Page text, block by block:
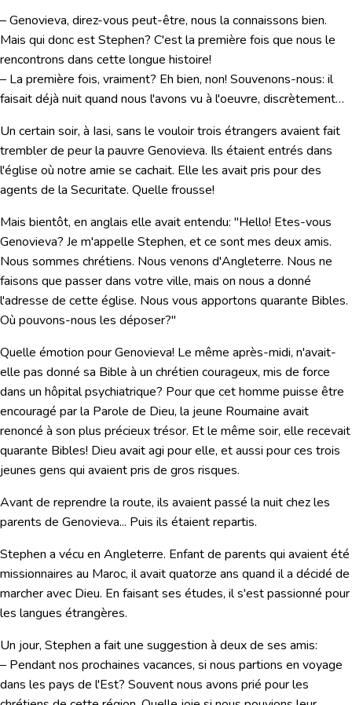
– Genovieva, direz-vous peut-être, nous la connaissons bien.
Mais qui donc est Stephen? C'est la première fois que nous le
rencontrons dans cette longue histoire!
– La première fois, vraiment? Eh bien, non! Souvenons-nous: il
faisait déjà nuit quand nous l'avons vu à l'oeuvre, discrètement…
Un certain soir, à Iasi, sans le vouloir trois étrangers avaient fait
trembler de peur la pauvre Genovieva. Ils étaient entrés dans
l'église où notre amie se cachait. Elle les avait pris pour des
agents de la Securitate. Quelle frousse!
Mais bientôt, en anglais elle avait entendu: "Hello! Etes-vous
Genovieva? Je m'appelle Stephen, et ce sont mes deux amis.
Nous sommes chrétiens. Nous venons d'Angleterre. Nous ne
faisons que passer dans votre ville, mais on nous a donné
l'adresse de cette église. Nous vous apportons quarante Bibles.
Où pouvons-nous les déposer?"
Quelle émotion pour Genovieva! Le même après-midi, n'avait-
elle pas donné sa Bible à un chrétien courageux, mis de force
dans un hôpital psychiatrique? Pour que cet homme puisse être
encouragé par la Parole de Dieu, la jeune Roumaine avait
renoncé à son plus précieux trésor. Et le même soir, elle recevait
quarante Bibles! Dieu avait agi pour elle, et aussi pour ces trois
jeunes gens qui avaient pris de gros risques.
Avant de reprendre la route, ils avaient passé la nuit chez les
parents de Genovieva... Puis ils étaient repartis.
Stephen a vécu en Angleterre. Enfant de parents qui avaient été
missionnaires au Maroc, il avait quatorze ans quand il a décidé de
marcher avec Dieu. En faisant ses études, il s'est passionné pour
les langues étrangères.
Un jour, Stephen a fait une suggestion à deux de ses amis:
– Pendant nos prochaines vacances, si nous partions en voyage
dans les pays de l'Est? Souvent nous avons prié pour les